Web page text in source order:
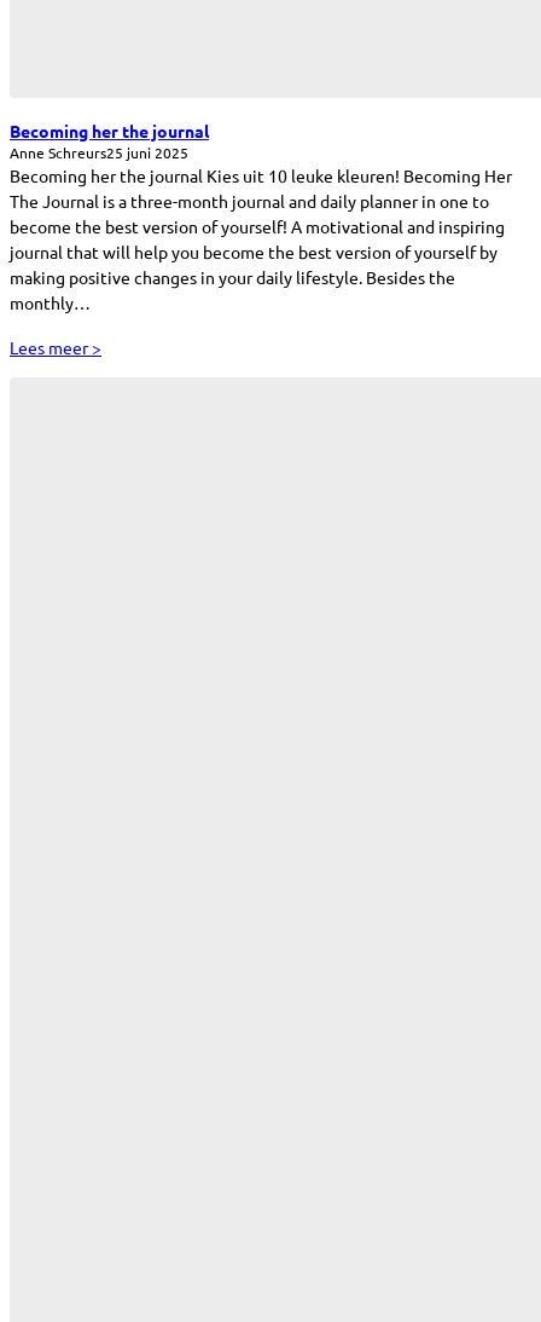
Becoming her the journal
Anne Schreurs25 juni 2025
Becoming her the journal Kies uit 10 leuke kleuren! Becoming Her
The Journal is a three-month journal and daily planner in one to
become the best version of yourself! A motivational and inspiring
journal that will help you become the best version of yourself by
making positive changes in your daily lifestyle. Besides the
monthly…
Lees meer >